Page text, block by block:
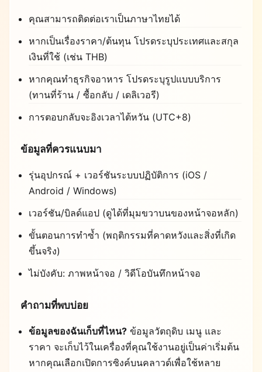
คุณสามารถติดต่อเราเป็นภาษาไทยได้
หากเป็นเรื่องราคา/ต้นทุน โปรดระบุประเทศและสกุล
เงินที่ใช้ (เช่น THB)
หากคุณทำธุรกิจอาหาร โปรดระบุรูปแบบบริการ
(ทานที่ร้าน / ซื้อกลับ / เดลิเวอรี)
การตอบกลับจะอิงเวลาไต้หวัน (UTC+8)
ข้อมูลที่ควรแนบมา
รุ่นอุปกรณ์ + เวอร์ชันระบบปฏิบัติการ (iOS /
Android / Windows)
เวอร์ชัน/บิลด์แอป (ดูได้ที่มุมขวาบนของหน้าจอหลัก)
ขั้นตอนการทำซ้ำ (พฤติกรรมที่คาดหวังและสิ่งที่เกิด
ขึ้นจริง)
ไม่บังคับ: ภาพหน้าจอ / วิดีโอบันทึกหน้าจอ
คำถามที่พบบ่อย
ข้อมูลของฉันเก็บที่ไหน? ข้อมูลวัตถุดิบ เมนู และ
ราคา จะเก็บไว้ในเครื่องที่คุณใช้งานอยู่เป็นค่าเริ่มต้น
หากคุณเลือกเปิดการซิงค์บนคลาวด์เพื่อใช้หลาย